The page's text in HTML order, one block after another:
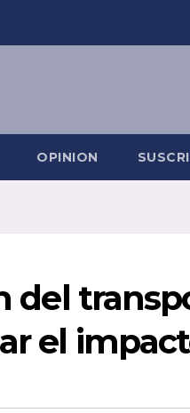
OPINION
del
el